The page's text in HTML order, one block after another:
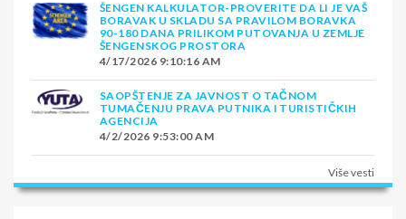
ŠENGEN KALKULATOR-PROVERITE DA LI JE VAŠ
BORAVAK U SKLADU SA PRAVILOM BORAVKA
90-180 DANA PRILIKOM PUTOVANJA U ZEMLJE
ŠENGENSKOG PROSTORA
4/17/2026 9:10:16 AM
SAOPŠTENJE ZA JAVNOST O TAČNOM
TUMAČENJU PRAVA PUTNIKA I TURISTIČKIH
AGENCIJA
4/2/2026 9:53:00 AM
Više vesti